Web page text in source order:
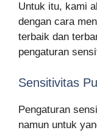
Untuk itu, kami
dengan cara
terbaik dan
pengaturan
Sensitivitas
Pengaturan
namun untuk